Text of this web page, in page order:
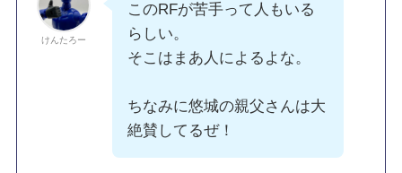
けんたろー
このRFが苦手って人もいる
らしい。
そこはまあ人によるよな。
ちなみに悠城の親父さんは大
絶賛してるぜ！